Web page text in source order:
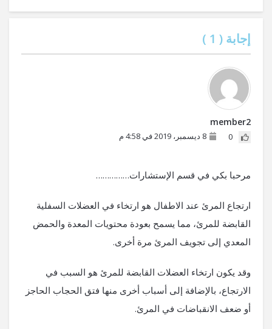
إجابة ( 1
)
member2
0 8 ديسمبر، 2019 في 4:58 م
مرحبا بكي في قسم الإستشارات……………
ارتجاع المرئ عند الاطفال هو ارتخاء في العضلات السفلية
القابضة للمرئ، مما يسمح بعودة محتويات المعدة والحمض
المعدي إلى تجويف المرئ مرة أخرى.
وقد يكون ارتخاء العضلات القابضة للمرئ هو السبب في
الارتجاع، بالإضافة إلى أسباب أخرى منها فتق الحجاب الحاجز
أو ضعف الانقباضات في المرئ.